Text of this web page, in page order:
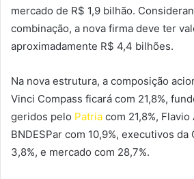
mercado de R$ 1,9 bilhão.
combinação, a nova firma deve ter
aproximadamente R$ 4,4 bilhões.
Na nova estrutura, a composição
Vinci Compass ficará com 21,8%,
geridos pelo Patria com 21,8%,
BNDESPar com 10,9%, executivos da
3,8%, e mercado com 28,7%.